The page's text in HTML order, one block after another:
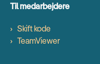
Til medarbejdere
Skift kode
TeamViewer